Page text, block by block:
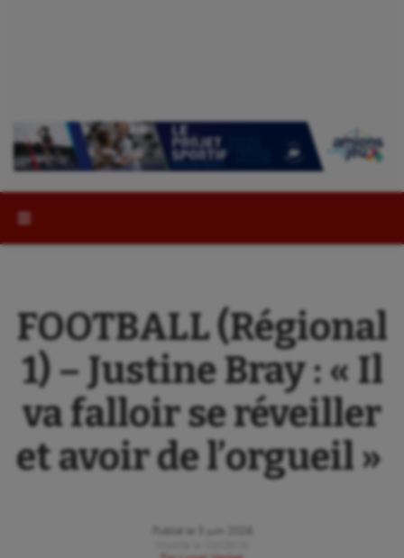
FOOTBALL (Régional
1) – Justine Bray : « Il
va falloir se réveiller
et avoir de l’orgueil »
Publié le